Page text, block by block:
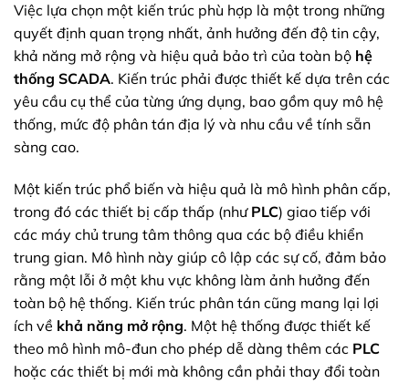
Việc lựa chọn một kiến trúc phù hợp là một trong những
quyết định quan trọng nhất, ảnh hưởng đến độ tin cậy,
khả năng mở rộng và hiệu quả bảo trì của toàn bộ hệ
thống SCADA. Kiến trúc phải được thiết kế dựa trên các
yêu cầu cụ thể của từng ứng dụng, bao gồm quy mô hệ
thống, mức độ phân tán địa lý và nhu cầu về tính sẵn
sàng cao.
Một kiến trúc phổ biến và hiệu quả là mô hình phân cấp,
trong đó các thiết bị cấp thấp (như PLC) giao tiếp với
các máy chủ trung tâm thông qua các bộ điều khiển
trung gian. Mô hình này giúp cô lập các sự cố, đảm bảo
rằng một lỗi ở một khu vực không làm ảnh hưởng đến
toàn bộ hệ thống. Kiến trúc phân tán cũng mang lại lợi
ích về khả năng mở rộng. Một hệ thống được thiết kế
theo mô hình mô-đun cho phép dễ dàng thêm các PLC
hoặc các thiết bị mới mà không cần phải thay đổi toàn